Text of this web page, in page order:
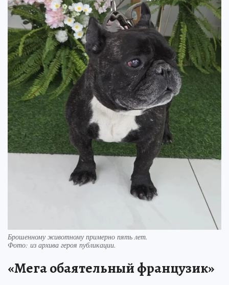
Брошенному животному примерно пять лет.
Фото: из архива героя публикации.
«Мега обаятельный французик»